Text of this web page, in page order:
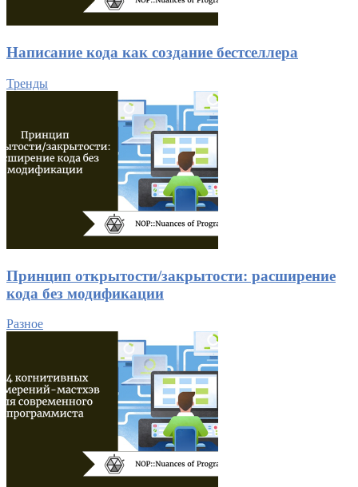
Написание кода как создание бестселлера
Тренды
Принцип открытости/закрытости: расширение
кода без модификации
Разное